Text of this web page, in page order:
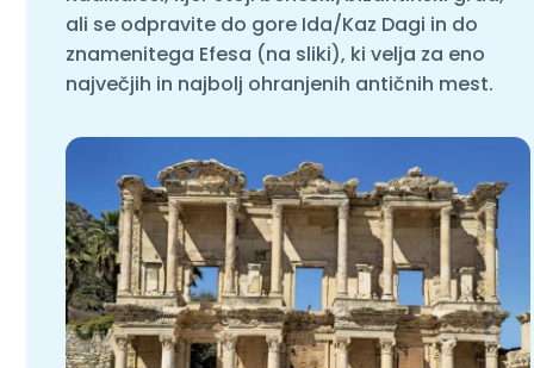
ali se odpravite do gore Ida/Kaz Dagi in do
znamenitega Efesa (na sliki), ki velja za eno
največjih in najbolj ohranjenih antičnih mest.